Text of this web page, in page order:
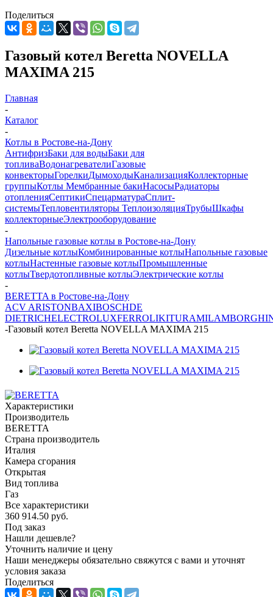
Поделиться
Газовый котел Beretta NOVELLA
MAXIMA 215
Главная
-
Каталог
-
Котлы в Ростове-на-Дону
АнтифризБаки для водыБаки для
топливаВодонагревателиГазовые
конвекторыГорелкиДымоходыКанализацияКоллекторные
группыКотлы Мембранные бакиНасосыРадиаторы
отопленияСептикиСпецарматураСплит-
системыТепловентиляторы ТеплоизоляцияТрубыШкафы
коллекторныеЭлектрооборудование
-
Напольные газовые котлы в Ростове-на-Дону
Дизельные котлыКомбинированные котлыНапольные газовые
котлыНастенные газовые котлыПромышленные
котлыТвердотопливные котлыЭлектрические котлы
-
BERETTA в Ростове-на-Дону
ACV ARISTONBAXIBOSCHDE
DIETRICHELECTROLUXFERROLIKITURAMI
-Газовый котел Beretta NOVELLA MAXIMA 215
Характеристики
Производитель
BERETTA
Страна производитель
Италия
Камера сгорания
Открытая
Вид топлива
Газ
Все характеристики
360 914.50 руб.
Под заказ
Нашли дешевле?
Уточнить наличие и цену
Наши менеджеры обязательно свяжутся с вами и уточнят
условия заказа
Поделиться